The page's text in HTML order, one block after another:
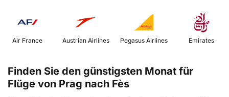
Air France Austrian Airlines Emirates
Finden Sie den günstigsten Monat für
Flüge von Prag nach Fès